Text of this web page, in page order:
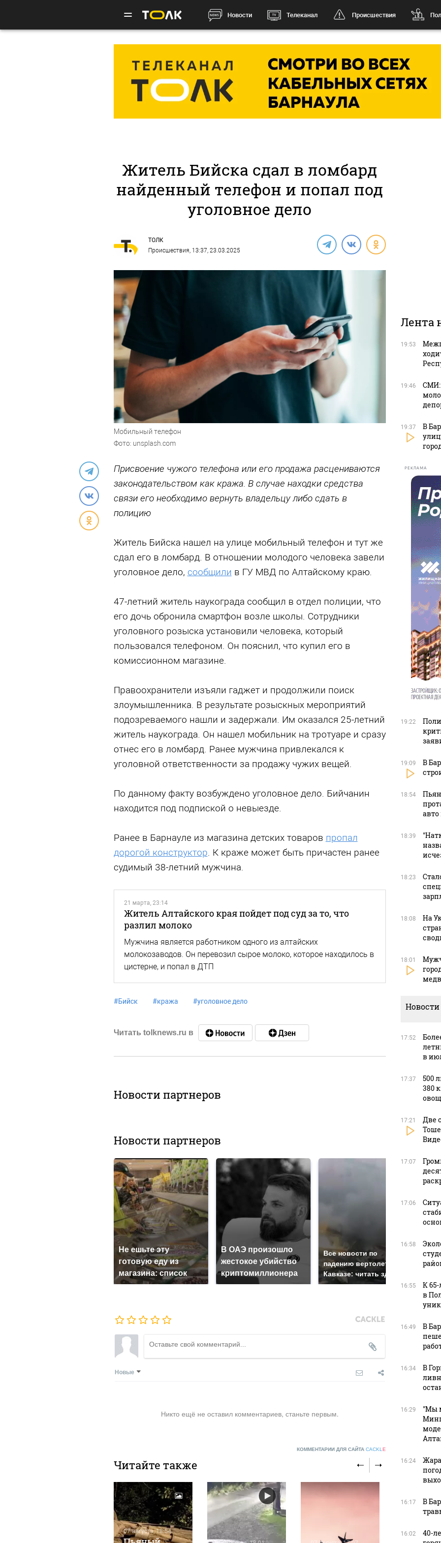
Новости Телеканал Происшествия
Житель Бийска сдал в ломбард
найденный телефон и попал под
уголовное дело
ТОЛК
Происшествия, 13:37, 23.03.2025
Мобильный телефон
Фото: unsplash.com
Присвоение чужого телефона или его продажа расцениваются
законодательством как кража. В случае находки средства
связи его необходимо вернуть владельцу либо сдать в
полицию
Житель Бийска нашел на улице мобильный телефон и тут же
сдал его в ломбард. В отношении молодого человека завели
уголовное дело, сообщили в ГУ МВД по Алтайскому краю.
47-летний житель наукограда сообщил в отдел полиции, что
его дочь обронила смартфон возле школы. Сотрудники
уголовного розыска установили человека, который
пользовался телефоном. Он пояснил, что купил его в
комиссионном магазине.
Правоохранители изъяли гаджет и продолжили поиск
злоумышленника. В результате розыскных мероприятий
подозреваемого нашли и задержали. Им оказался 25-летний
житель наукограда. Он нашел мобильник на тротуаре и сразу
отнес его в ломбард. Ранее мужчина привлекался к
уголовной ответственности за продажу чужих вещей.
По данному факту возбуждено уголовное дело. Бийчанин
находится под подпиской о невыезде.
Ранее в Барнауле из магазина детских товаров пропал
дорогой конструктор. К краже может быть причастен ранее
судимый 38-летний мужчина.
21 марта, 23:14
Житель Алтайского края пойдет под суд за то, что
разлил молоко
Мужчина является работником одного из алтайских
молокозаводов. Он перевозил сырое молоко, которое находилось в
цистерне, и попал в ДТП
#Бийск #кража #уголовное дело
Читать tolknews.ru в
Новости партнеров
Новости партнеров
Не ешьте эту
готовую еду из
магазина: список
В ОАЭ произошло
жестокое убийство
криптомиллионера
Все новости по
падению вертолета на
Кавказе: читать здесь
Новые
Никто ещё не оставил комментариев, станьте первым.
КОММЕНТАРИИ ДЛЯ САЙТА CACKL E
Читайте также
07 августа, 18:54
Лента
19:53
19:46
СМИ:
19:37
В
РЕКЛАМА
19:22
19:09
В
18:54
18:39
18:23
18:08
На
18:01
17:52
в
17:37
500
380
17:21
Две
Тоше
17:07
17:06
16:58
16:55
К
в
16:49
В
16:34
В
16:29
"Мы
16:24
16:17
В
16:02
40-